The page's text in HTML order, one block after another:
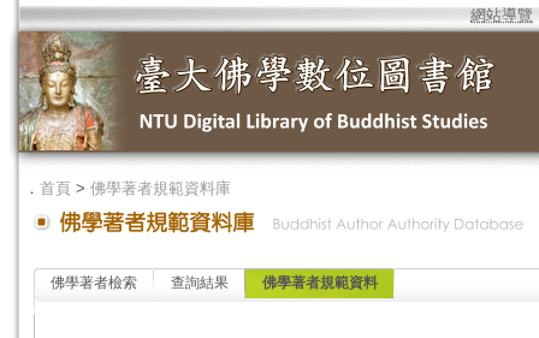
網站導覽
． 首頁 > 佛學著者規範資料庫
佛學著者檢索 查詢結果 佛學著者規範資料